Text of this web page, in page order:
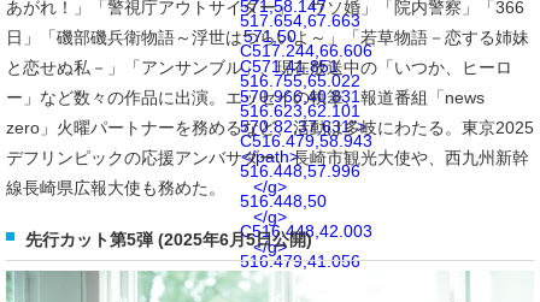
571,58.147
571,50
C571,41.851
570.966,40.831
570.82,37.631">
</path>
</g>
</g>
</g>
</svg>
517.654,67.663
C517.244,66.606
516.755,65.022
516.623,62.101
C516.479,58.943
516.448,57.996
516.448,50
C516.448,42.003
516.479,41.056
516.623,37.899
あがれ！」「警視庁アウトサイダー」「ウソ婚」「院内警察」「366
日」「磯部磯兵衛物語～浮世はつらいよ～」「若草物語－恋する姉妹
と恋せぬ私－」「アンサンブル」、現在放送中の「いつか、ヒーロ
ー」など数々の作品に出演。エッセイの執筆、報道番組「news
zero」火曜パートナーを務めるなど、活動は多岐にわたる。東京2025
デフリンピックの応援アンバサダー、長崎市観光大使や、西九州新幹
線長崎県広報大使も務めた。
先行カット第5弾 (2025年6月5日公開)